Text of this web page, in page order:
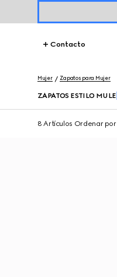
Contacto
Mujer Zapatos para Mujer
ZAPATOS ESTILO MULE
8 Artículos Ordenar por